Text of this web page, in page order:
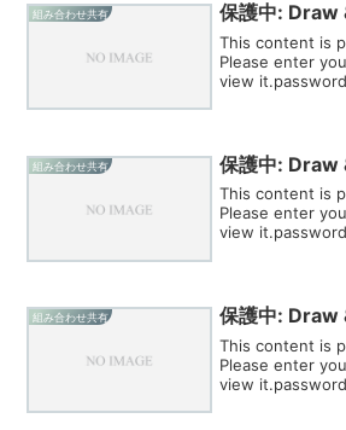
組み合わせ共有 保護中: Draw
This content is
Please enter
view it.password
組み合わせ共有 保護中: Draw
This content is
Please enter
view it.password
組み合わせ共有 保護中: Draw
This content is
Please enter
view it.password